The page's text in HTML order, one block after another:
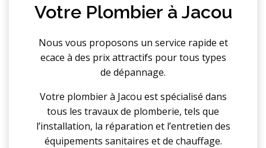
Votre Plombier à Jacou
Nous vous proposons un service rapide et
efficace à des prix attractifs pour tous types
de dépannage.
Votre plombier à Jacou est spécialisé dans
tous les travaux de plomberie, tels que
l’installation, la réparation et l’entretien des
équipements sanitaires et de chauffage.